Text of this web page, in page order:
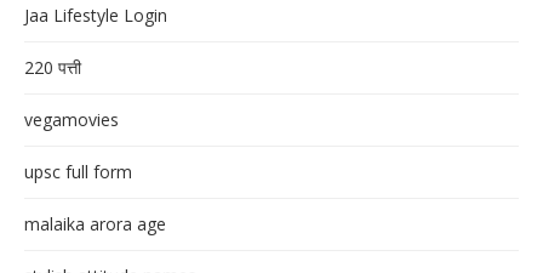
Jaa Lifestyle Login
220 पत्ती
vegamovies
upsc full form
malaika arora age